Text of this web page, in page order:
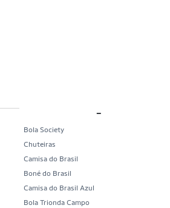
Bola Society
Chuteiras
Camisa do Brasil
Boné do Brasil
Camisa do Brasil Azul
Bola Trionda Campo